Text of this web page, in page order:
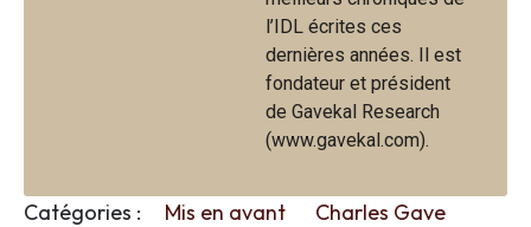
l’IDL écrites ces
dernières années. Il est
fondateur et président
de Gavekal Research
(www.gavekal.com).
Catégories : Mis en avant
Charles Gave